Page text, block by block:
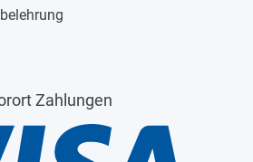
Zahlungen